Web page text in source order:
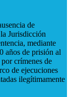
de
Jurisdicción
mediante
años de prisión al
crímenes de
de ejecuciones
ilegítimamente